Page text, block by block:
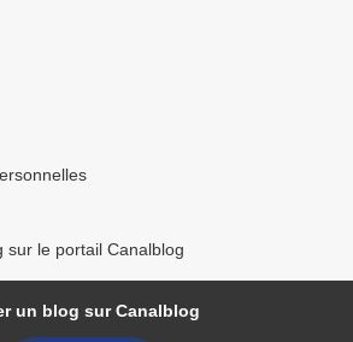
sur le portail Canalblog
un blog sur Canalblog